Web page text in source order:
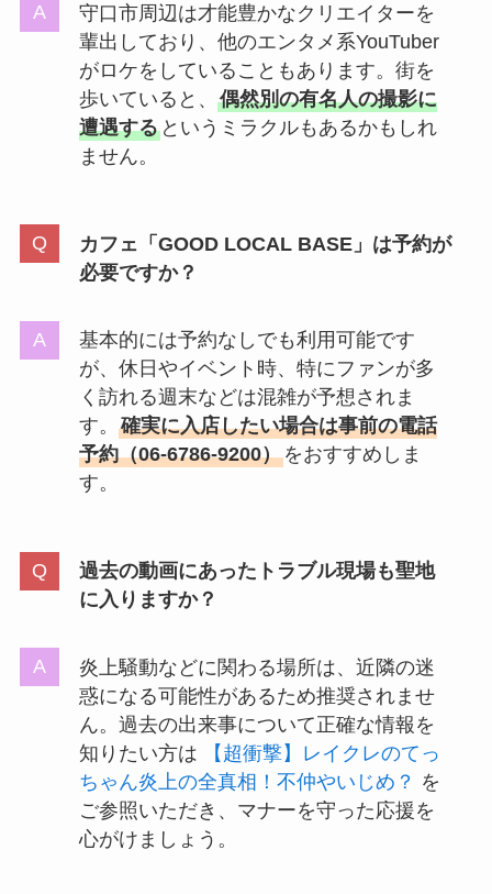
守口市周辺は才能豊かなクリエイターを
輩出しており、他のエンタメ系YouTuber
がロケをしていることもあります。街を
歩いていると、 偶然別の有名人の撮影に
遭遇するというミラクルもあるかもしれ
ません。
カフェ「GOOD LOCAL BASE」は予約が
必要ですか？
基本的には予約なしでも利用可能です
が、休日やイベント時、特にファンが多
く訪れる週末などは混雑が予想されま
す。 確実に入店したい場合は事前の電話
予約（06-6786-9200）をおすすめしま
す。
過去の動画にあったトラブル現場も聖地
に入りますか？
炎上騒動などに関わる場所は、近隣の迷
惑になる可能性があるため推奨されませ
ん。過去の出来事について正確な情報を
知りたい方は
【超衝撃】レイクレのてっ
ちゃん炎上の全真相！不仲やいじめ？ を
ご参照いただき、マナーを守った応援を
心がけましょう。